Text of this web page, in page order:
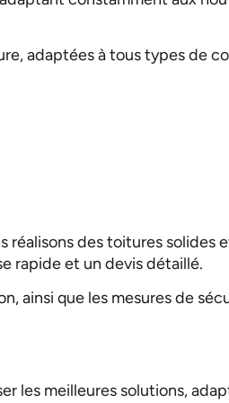
adaptées à tous types de
réalisons des toitures solides
rapide et un devis détaillé.
ainsi que les mesures de
les meilleures solutions,